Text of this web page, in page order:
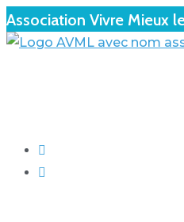
Association Vivre Mieux